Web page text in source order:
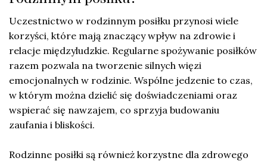
Uczestnictwo w rodzinnym posiłku przynosi wiele
korzyści, które mają znaczący wpływ na zdrowie i
relacje międzyludzkie. Regularne spożywanie posiłków
razem pozwala na tworzenie silnych więzi
emocjonalnych w rodzinie. Wspólne jedzenie to czas,
w którym można dzielić się doświadczeniami oraz
wspierać się nawzajem, co sprzyja budowaniu
zaufania i bliskości.
Rodzinne posiłki są również korzystne dla zdrowego